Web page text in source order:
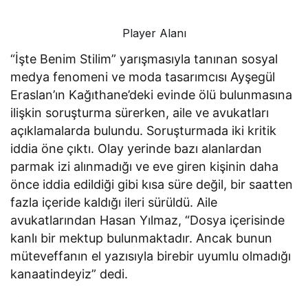
Player Alanı
“İşte Benim Stilim” yarışmasıyla tanınan sosyal
medya fenomeni ve moda tasarımcısı Ayşegül
Eraslan’ın Kağıthane’deki evinde ölü bulunmasına
ilişkin soruşturma sürerken, aile ve avukatları
açıklamalarda bulundu. Soruşturmada iki kritik
iddia öne çıktı. Olay yerinde bazı alanlardan
parmak izi alınmadığı ve eve giren kişinin daha
önce iddia edildiği gibi kısa süre değil, bir saatten
fazla içeride kaldığı ileri sürüldü. Aile
avukatlarından Hasan Yılmaz, “Dosya içerisinde
kanlı bir mektup bulunmaktadır. Ancak bunun
müteveffanın el yazısıyla birebir uyumlu olmadığı
kanaatindeyiz” dedi.